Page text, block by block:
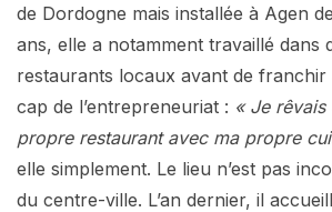
de Dordogne mais installée à Agen
ans, elle a notamment travaillé dans
restaurants locaux avant de franchir
cap de l’entrepreneuriat : « Je rêvais
propre restaurant avec ma propre
elle simplement. Le lieu n’est pas
du centre-ville. L’an dernier, il